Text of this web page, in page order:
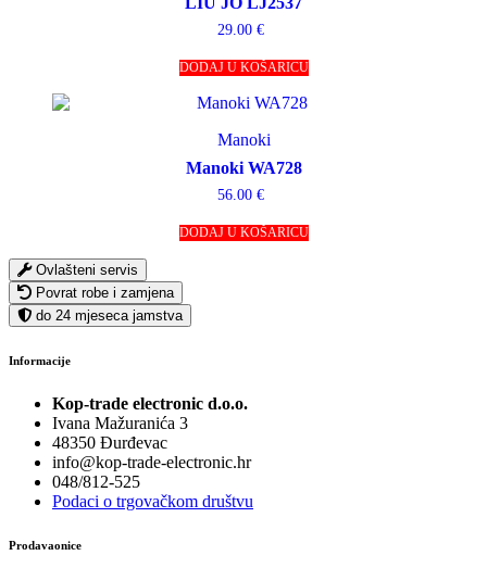
29.00€
DODAJ U KOŠARICU
Manoki
Manoki WA728
56.00€
DODAJ U KOŠARICU
Ovlašteni servis
Povrat robe i zamjena
do 24 mjeseca jamstva
Informacije
Kop-trade electronic d.o.o.
Ivana Mažuranića 3
48350 Đurđevac
info@kop-trade-electronic.hr
048/812-525
Podaci o trgovačkom društvu
Prodavaonice